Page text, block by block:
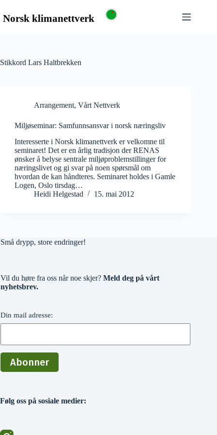
Stikkord Lars Haltbrekken
Arrangement, Vårt Nettverk
Miljøseminar: Samfunnsansvar i norsk næringsliv
Interesserte i Norsk klimanettverk er velkomne til
seminaret! Det er en årlig tradisjon der RENAS
ønsker å belyse sentrale miljøproblemstillinger for
næringslivet og gi svar på noen spørsmål om
hvordan de kan håndteres. Seminaret holdes i Gamle
Logen, Oslo tirsdag…
Heidi Helgestad
15. mai 2012
Små drypp, store endringer!
Vil du høre fra oss når noe skjer? Meld deg på vårt
nyhetsbrev.
Din mail adresse:
Følg oss på sosiale medier: